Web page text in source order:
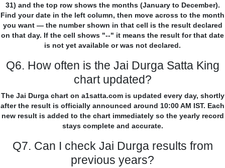
31) and the top row shows the months (January to December).
Find your date in the left column, then move across to the month
you want — the number shown in that cell is the result declared
on that day. If the cell shows "--" it means the result for that date
is not yet available or was not declared.
Q6. How often is the Jai Durga Satta King
chart updated?
The Jai Durga chart on a1satta.com is updated every day, shortly
after the result is officially announced around 10:00 AM IST. Each
new result is added to the chart immediately so the yearly record
stays complete and accurate.
Q7. Can I check Jai Durga results from
previous years?